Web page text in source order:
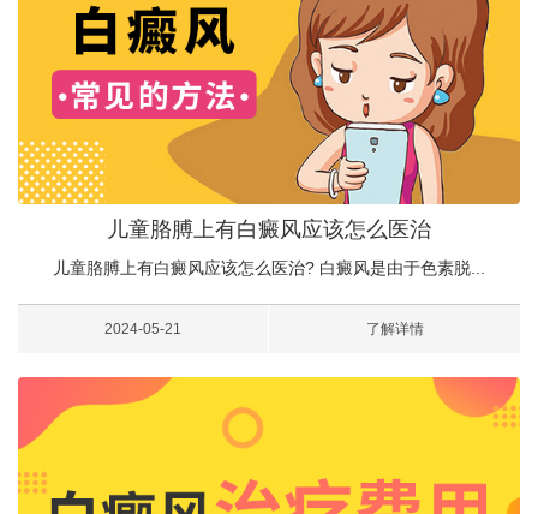
儿童胳膊上有白癜风应该怎么医治
儿童胳膊上有白癜风应该怎么医治? 白癜风是由于色素脱...
2024-05-21 了解详情